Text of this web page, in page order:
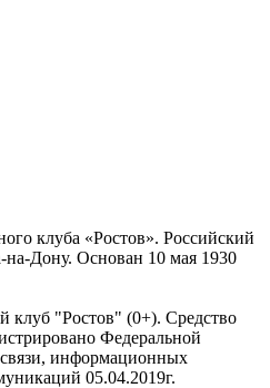
клуба «Ростов». Российский
на-Дону. Основан 10 мая 1930
клуб "Ростов" (0+). Средство
Федеральной
информационных
05.04.2019г.